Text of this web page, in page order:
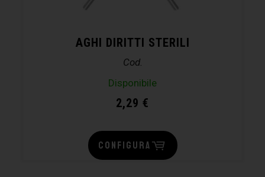
AGHI DIRITTI STERILI
Cod.
Disponibile
2,29 €
CONFIGURA